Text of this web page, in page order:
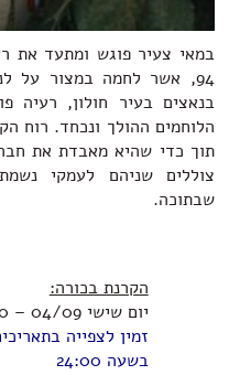
במאי צעיר פוגש ומתעד את
94, אשר לחמה במצור על
בנאצים בעיר חולון, רעיה
הלוחמים ההולך ונכחד. רוח
תוך כדי שהיא מאבדת את
צוללים שניהם לעמקי
שבתוכה.
הקרנת בכורה:
יום שישי 04/09 – 14:00
בשעה 24:00